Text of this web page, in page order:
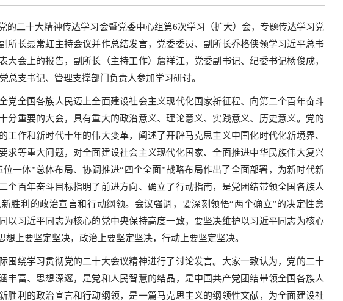
二十大精神传达学习会暨党委中心组第6次学习（扩大）会，专题传达学习党
所长聂常虹主持会议并作总结发言，党委委员、副所长乔格侠领学习近平总书
大会上的报告，副所长（主持工作）詹祥江，党委副书记、纪委书记杨俊成，
总支书记、管理支撑部门负责人参加学习研讨。
全国各族人民迈上全面建设社会主义现代化国家新征程、向第二个百年奋斗
分重要的大会，具有重大的政治意义、理论意义、实践意义、历史意义。党的
工作和新时代十年的伟大变革，阐述了开辟马克思主义中国化时代化新境界、
求等重大问题，对全面建设社会主义现代化国家、全面推进中华民族伟大复兴
一体”总体布局、协调推进“四个全面”战略布局作出了全面部署，为新时代新
个百年奋斗目标指明了前进方向、确立了行动指南，是党团结带领全国各族人
胜利的政治宣言和行动纲领。会议强调，要深刻领悟“两个确立”的决定性意
以习近平同志为核心的党中央保持高度一致，要坚决维护以习近平同志为核心
上要坚定坚决，政治上要坚定坚决，行动上要坚定坚决。
绕学习贯彻党的二十大会议精神进行了讨论发言。大家一致认为，党的二十
丰富、思想深邃，是党和人民智慧的结晶，是中国共产党团结带领全国各族人
胜利的政治宣言和行动纲领，是一篇马克思主义的纲领性文献，为全面建设社